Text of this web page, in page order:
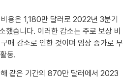
용은 1,180만 달러로 2022년 3분기
습니다. 이러한 감소는 주로 보상 비
매 감소로 인한 것이며 임상 증가로 부
동.
같은 기간의 870만 달러에서 2023